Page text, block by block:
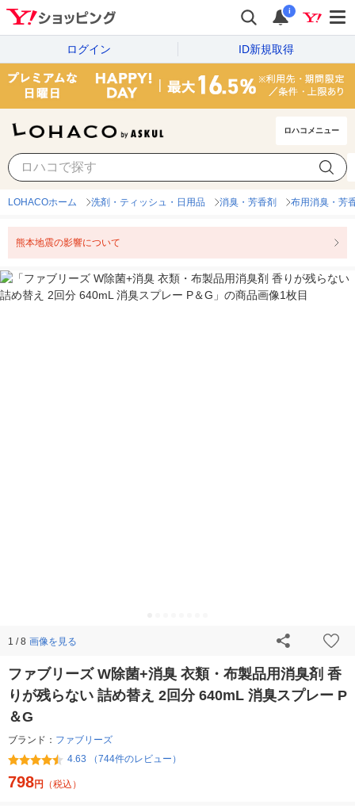
i
ログイン ID新規取得
ロハコメニュー
LOHACOホーム 洗剤・ティッシュ・日用品 消臭・芳香剤 布用消臭・芳
熊本地震の影響について
1 / 8 画像を見る
ファブリーズ W除菌+消臭 衣類・布製品用消臭剤 香
りが残らない 詰め替え 2回分 640mL 消臭スプレー P
＆G
ブランド： ファブリーズ
4.63 （744件のレビュー）
798円 （税込）